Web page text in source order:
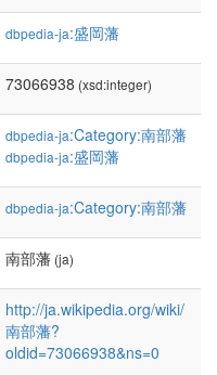
dbpedia-ja:盛岡藩
73066938 (xsd:integer)
dbpedia-ja:Category:南部藩
dbpedia-ja:盛岡藩
dbpedia-ja:Category:南部藩
南部藩 (ja)
http://ja.wikipedia.org/wiki/
南部藩?
oldid=73066938&ns=0